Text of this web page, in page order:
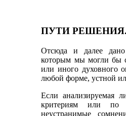
ПУТИ РЕШЕНИЯ.
Отсюда и далее
которым мы могли бы
или иного духовного
любой форме, устной
Если анализируемая
критериям или по
неустранимые